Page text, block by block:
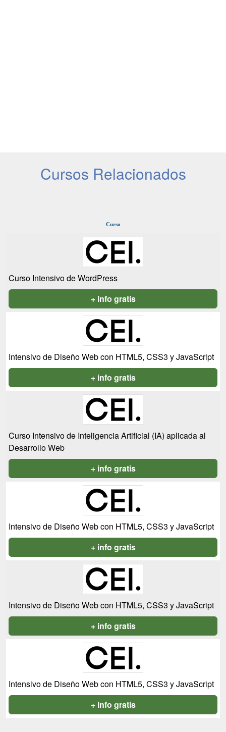
Cursos Relacionados
Curso
Curso Intensivo de WordPress
+ info gratis
Intensivo de Diseño Web con HTML5, CSS3 y JavaScript
+ info gratis
Curso Intensivo de Inteligencia Artificial (IA) aplicada al
Desarrollo Web
+ info gratis
Intensivo de Diseño Web con HTML5, CSS3 y JavaScript
+ info gratis
Intensivo de Diseño Web con HTML5, CSS3 y JavaScript
+ info gratis
Intensivo de Diseño Web con HTML5, CSS3 y JavaScript
+ info gratis